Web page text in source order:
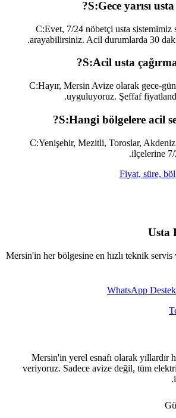
S:Gece yarısı
C:Evet, 7/24 nöbetçi usta sistemimiz
arayabilirsiniz. Acil durumlarda 30
S:Acil usta
C:Hayır, Mersin Avize olarak gece-
uyguluyoruz. Şeffaf
S:Hangi bölgelere acil
C:Yenişehir, Mezitli, Toroslar,
ilçelerine
Fiyat, süre,
Usta
Mersin'in her bölgesine en hızlı teknik
WhatsApp Destek
Mersin'in yerel esnafı olarak yıllardır
veriyoruz. Sadece avize değil, tüm